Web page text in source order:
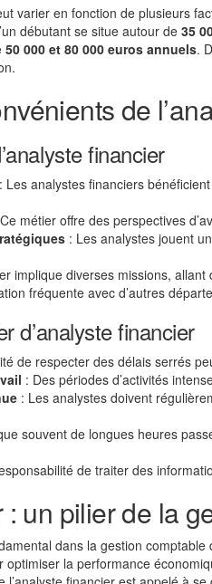
varier en fonction de plusieurs
débutant se situe autour de 35
50 000 et 80 000 euros annuels.
de
financier
: Les analystes financiers
métier offre des perspectives
: Les analystes jouent
implique diverses missions, allant
fréquente avec d’autres
d’analyste financier
de respecter des délais serrés
: Des périodes d’activités
: Les analystes doivent
souvent de longues heures
de traiter des
un pilier de la
dans la gestion
la performance